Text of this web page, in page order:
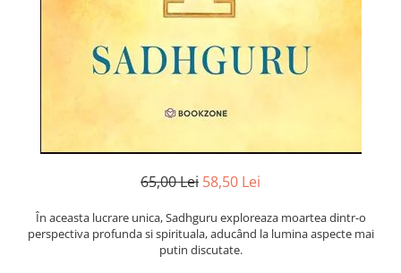
Spiritualitate
Știință și Tehnologie
65,00 Lei 58,50 Lei
În aceasta lucrare unica, Sadhguru exploreaza moartea dintr-o
perspectiva profunda si spirituala, aducând la lumina aspecte mai
putin discutate.